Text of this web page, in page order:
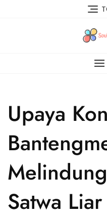
Upaya
Satwa